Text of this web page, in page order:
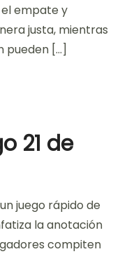
empate y
justa, mientras
pueden […]
21 de
juego rápido de
la anotación
compiten